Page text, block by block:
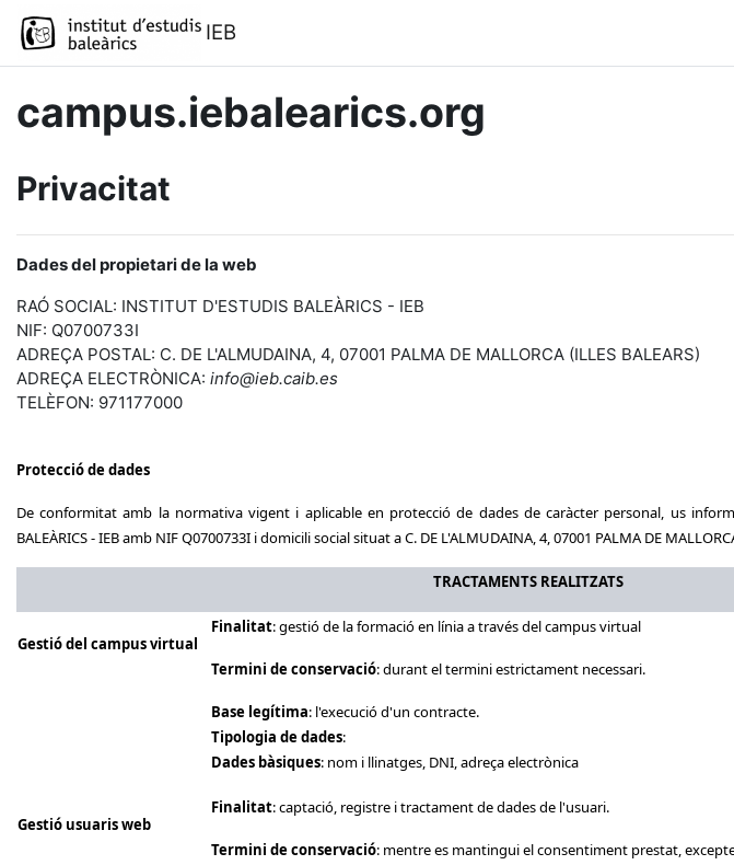
IEB
campus.iebalearics.org
Privacitat
Dades del propietari de la web
RAÓ SOCIAL: INSTITUT D'ESTUDIS BALEÀRICS - IEB
NIF: Q0700733I
ADREÇA POSTAL: C. DE L'ALMUDAINA, 4, 07001 PALMA DE MALLORCA (ILLES BALEARS)
ADREÇA ELECTRÒNICA: info@ieb.caib.es
TELÈFON: 971177000
Protecció de dades
De conformitat amb la normativa vigent i aplicable en protecció de dades de caràcter personal, us
BALEÀRICS - IEB amb NIF Q0700733I i domicili social situat a C. DE L'ALMUDAINA, 4, 07001 PALMA DE
TRACTAMENTS REALITZATS
Gestiódel campusvirtual
Finalitat: gestió de la formació en línia a través del campus virtual
Termini de conservació: durant el termini estrictament necessari.
Base legítima: l'execució d'un contracte.
Tipologia de dades:
Dades bàsiques: nom i llinatges, DNI, adreça electrònica
Gestió usuarisweb
Finalitat: captació, registre i tractament de dades de l'usuari.
Termini de conservació: mentre es mantingui el consentiment prestat,